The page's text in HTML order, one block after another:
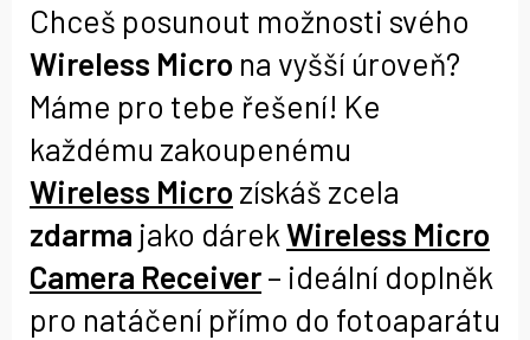
Chceš posunout možnosti svého
Wireless Micro na vyšší úroveň?
Máme pro tebe řešení! Ke
každému zakoupenému
Wireless Micro získáš zcela
zdarma jako dárekWireless Micro
Camera Receiver– ideální doplněk
pro natáčení přímo do fotoaparátu